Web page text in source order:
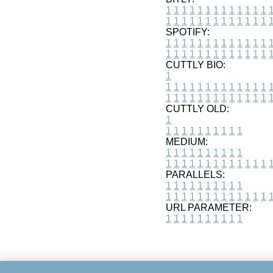
1 1 1 1 1 1 1 1 1 1 1 1 1 1
1 1 1 1 1 1 1 1 1 1 1 1 1 1
SPOTIFY:
1 1 1 1 1 1 1 1 1 1 1 1 1 1
1 1 1 1 1 1 1 1 1 1 1 1 1 1
CUTTLY BIO:
1
1 1 1 1 1 1 1 1 1 1 1 1 1 1
1 1 1 1 1 1 1 1 1 1 1 1 1 1
CUTTLY OLD:
1
1 1 1 1 1 1 1 1 1 1
MEDIUM:
1 1 1 1 1 1 1 1 1 1
1 1 1 1 1 1 1 1 1 1 1 1 1 1
PARALLELS:
1 1 1 1 1 1 1 1 1 1
1 1 1 1 1 1 1 1 1 1 1 1 1 1
URL PARAMETER:
1 1 1 1 1 1 1 1 1 1